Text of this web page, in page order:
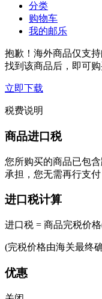
分类
购物车
我的邮乐
抱歉！海外商品仅支
找到该商品后，即可购
立即下载
税费说明
商品进口税
您所购买的商品已包
承担，您无需再行支付
进口税计算
进口税 = 商品完税价
(完税价格由海关最终
优惠